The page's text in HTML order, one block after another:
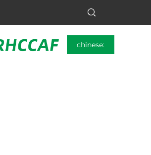
chinese: